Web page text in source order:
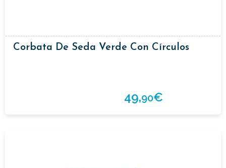
Corbata De Seda Verde Con Círculos
49,90€